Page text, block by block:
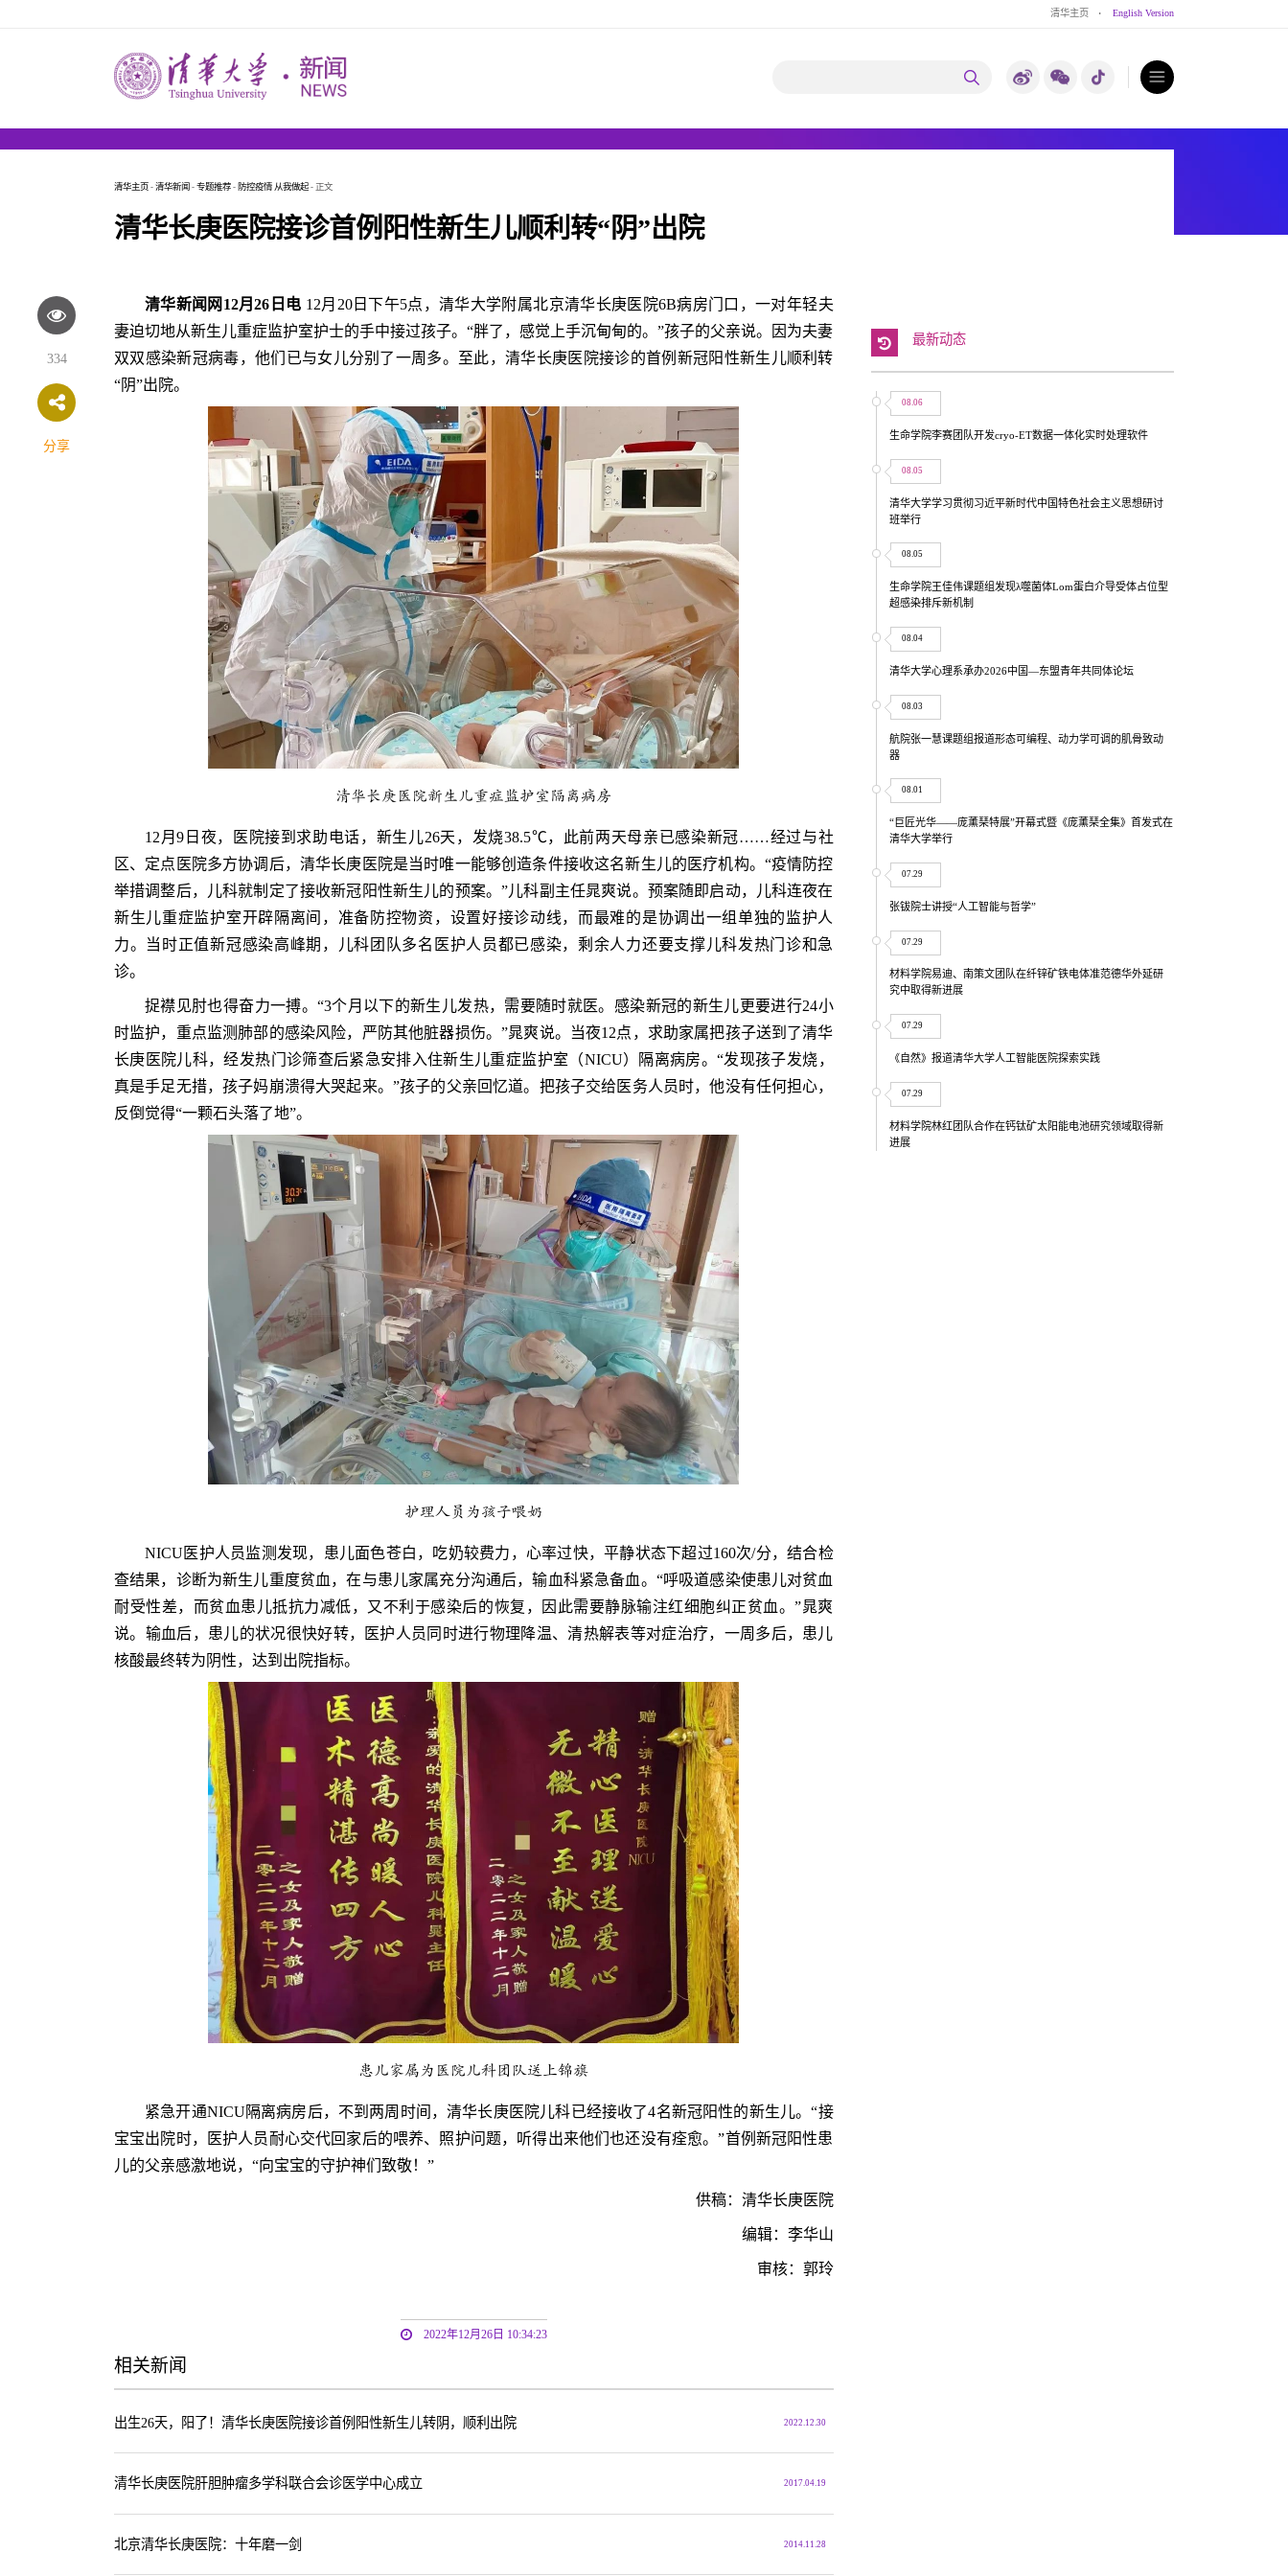
清华主页 · English Version
清华主页 - 清华新闻 - 专题推荐 - 防控疫情 从我做起 - 正文
清华长庚医院接诊首例阳性新生儿顺利转“阴”出院
334
分享
清华新闻网12月26日电 12月20日下午5点，清华大学附属北京清华长庚医院6B病房门口，一对年轻夫
妻迫切地从新生儿重症监护室护士的手中接过孩子。“胖了，感觉上手沉甸甸的。”孩子的父亲说。因为夫妻
双双感染新冠病毒，他们已与女儿分别了一周多。至此，清华长庚医院接诊的首例新冠阳性新生儿顺利转
“阴”出院。
清华长庚医院新生儿重症监护室隔离病房
12月9日夜，医院接到求助电话，新生儿26天，发烧38.5℃，此前两天母亲已感染新冠……经过与社
区、定点医院多方协调后，清华长庚医院是当时唯一能够创造条件接收这名新生儿的医疗机构。“疫情防控
举措调整后，儿科就制定了接收新冠阳性新生儿的预案。”儿科副主任晁爽说。预案随即启动，儿科连夜在
新生儿重症监护室开辟隔离间，准备防控物资，设置好接诊动线，而最难的是协调出一组单独的监护人
力。当时正值新冠感染高峰期，儿科团队多名医护人员都已感染，剩余人力还要支撑儿科发热门诊和急
诊。
捉襟见肘也得奋力一搏。“3个月以下的新生儿发热，需要随时就医。感染新冠的新生儿更要进行24小
时监护，重点监测肺部的感染风险，严防其他脏器损伤。”晁爽说。当夜12点，求助家属把孩子送到了清华
长庚医院儿科，经发热门诊筛查后紧急安排入住新生儿重症监护室（NICU）隔离病房。“发现孩子发烧，
真是手足无措，孩子妈崩溃得大哭起来。”孩子的父亲回忆道。把孩子交给医务人员时，他没有任何担心，
反倒觉得“一颗石头落了地”。
护理人员为孩子喂奶
NICU医护人员监测发现，患儿面色苍白，吃奶较费力，心率过快，平静状态下超过160次/分，结合检
查结果，诊断为新生儿重度贫血，在与患儿家属充分沟通后，输血科紧急备血。“呼吸道感染使患儿对贫血
耐受性差，而贫血患儿抵抗力减低，又不利于感染后的恢复，因此需要静脉输注红细胞纠正贫血。”晁爽
说。输血后，患儿的状况很快好转，医护人员同时进行物理降温、清热解表等对症治疗，一周多后，患儿
核酸最终转为阴性，达到出院指标。
患儿家属为医院儿科团队送上锦旗
紧急开通NICU隔离病房后，不到两周时间，清华长庚医院儿科已经接收了4名新冠阳性的新生儿。“接
宝宝出院时，医护人员耐心交代回家后的喂养、照护问题，听得出来他们也还没有痊愈。”首例新冠阳性患
儿的父亲感激地说，“向宝宝的守护神们致敬！”
供稿：清华长庚医院
编辑：李华山
审核：郭玲
2022年12月26日 10:34:23
相关新闻
2022.12.30
出生26天，阳了！清华长庚医院接诊首例阳性新生儿转阴，顺利出院
2017.04.19
清华长庚医院肝胆肿瘤多学科联合会诊医学中心成立
2014.11.28
北京清华长庚医院：十年磨一剑
最新动态
08.06
生命学院李赛团队开发cryo-ET数据一体化实时处理软件
08.05
清华大学学习贯彻习近平新时代中国特色社会主义思想研讨
班举行
08.05
生命学院王佳伟课题组发现λ噬菌体Lom蛋白介导受体占位型
超感染排斥新机制
08.04
清华大学心理系承办2026中国—东盟青年共同体论坛
08.03
航院张一慧课题组报道形态可编程、动力学可调的肌骨致动
器
08.01
“巨匠光华——庞薰琹特展”开幕式暨《庞薰琹全集》首发式在
清华大学举行
07.29
张钹院士讲授“人工智能与哲学”
07.29
材料学院易迪、南策文团队在纤锌矿铁电体准范德华外延研
究中取得新进展
07.29
《自然》报道清华大学人工智能医院探索实践
07.29
材料学院林红团队合作在钙钛矿太阳能电池研究领域取得新
进展